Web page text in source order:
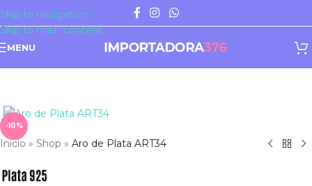
Skip to navigation
Skip to main content
MENU
-10%
Inicio » Shop » Aro de Plata ART34